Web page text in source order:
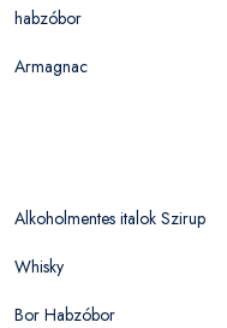
habzóbor
Armagnac
Alkoholmentes italok Szirup
Whisky
Bor Habzóbor